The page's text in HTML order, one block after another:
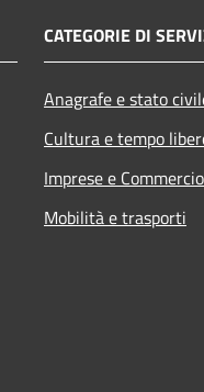
CATEGORIE DI
Anagrafe e stato
Cultura e tempo
Imprese e Commercio
Mobilità e trasporti